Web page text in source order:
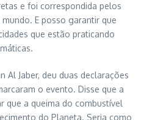
e foi correspondida pelos
E posso garantir que
que estão praticando
Al Jaber, deu duas declarações
o evento. Disse que a
que a queima do combustível
do Planeta. Seria como